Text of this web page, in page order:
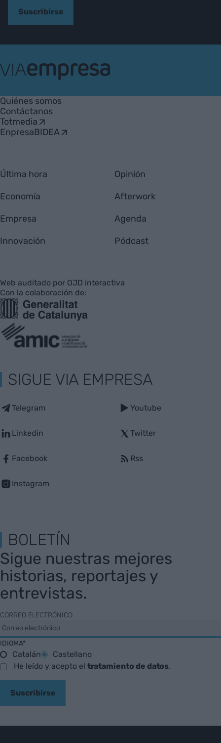
Suscribirse
Empresa
Quiénes somos
Contáctanos
Totmedia
EnpresaBIDEA
Última hora
Economía
Empresa
Innovación
Opinión
Afterwork
Agenda
Pódcast
Web auditado por OJD interactiva
Con la colaboración de:
SIGUE VIA EMPRESA
Telegram
Linkedin
Facebook
Instagram
Youtube
Twitter
Rss
BOLETÍN
Sigue nuestras mejores
historias, reportajes y
entrevistas.
CORREO ELECTRÓNICO
IDIOMA*
Catalán
Castellano
He leído y acepto el tratamiento de datos.
Suscribirse